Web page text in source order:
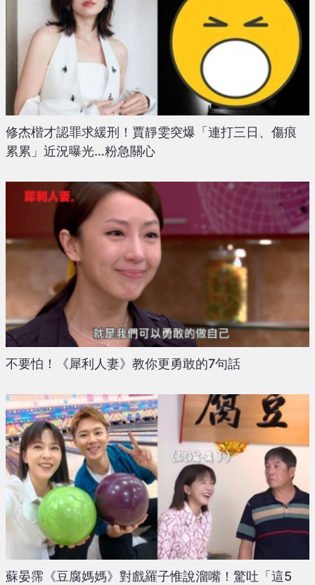
修杰楷才認罪求緩刑！賈靜雯突爆「連打三日、傷痕
累累」近況曝光…粉急關心
不要怕！《犀利人妻》教你更勇敢的7句話
蘇晏霈《豆腐媽媽》對戲羅子惟說溜嘴！驚吐「這5